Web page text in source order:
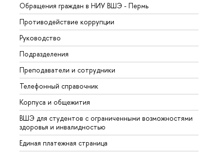
Обращения граждан в НИУ ВШЭ - Пермь
Противодействие коррупции
Руководство
Подразделения
Преподаватели и сотрудники
Телефонный справочник
Корпуса и общежития
ВШЭ для студентов с ограниченными возможностями
здоровья и инвалидностью
Единая платежная страница